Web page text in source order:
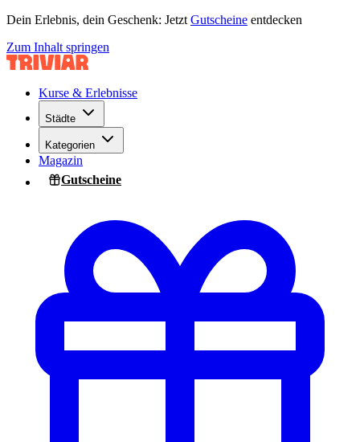
Dein Erlebnis, dein Geschenk: Jetzt Gutscheine entdecken
Zum Inhalt springen
Kurse & Erlebnisse
Städte
Kategorien
Magazin
Gutscheine